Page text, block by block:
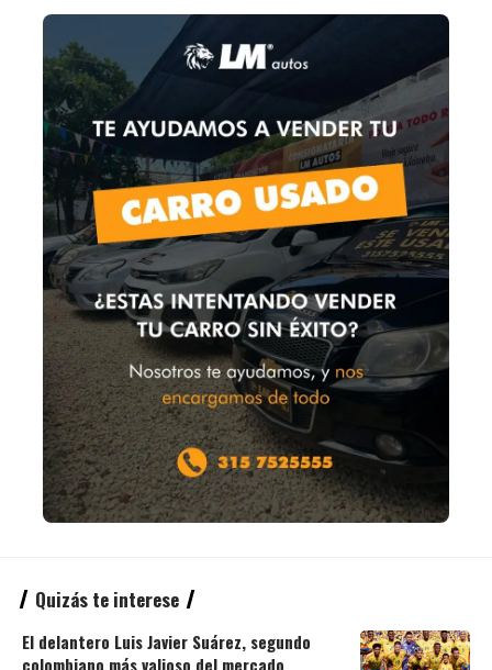
Quizás te interese
El delantero Luis Javier Suárez, segundo
colombiano más valioso del mercado